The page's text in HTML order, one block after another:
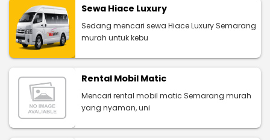
Sewa Hiace Luxury
Sedang mencari sewa Hiace Luxury Semarang
murah untuk kebu
Rental Mobil Matic
Mencari rental mobil matic Semarang murah
yang nyaman, uni